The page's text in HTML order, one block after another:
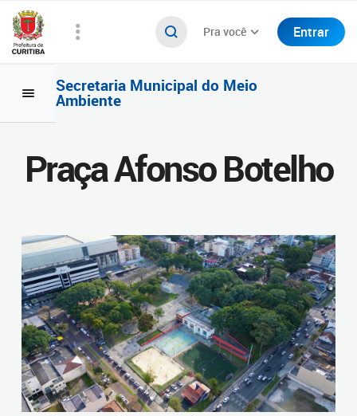
Pra você Entrar
Secretaria Municipal do Meio
Ambiente
Praça Afonso Botelho